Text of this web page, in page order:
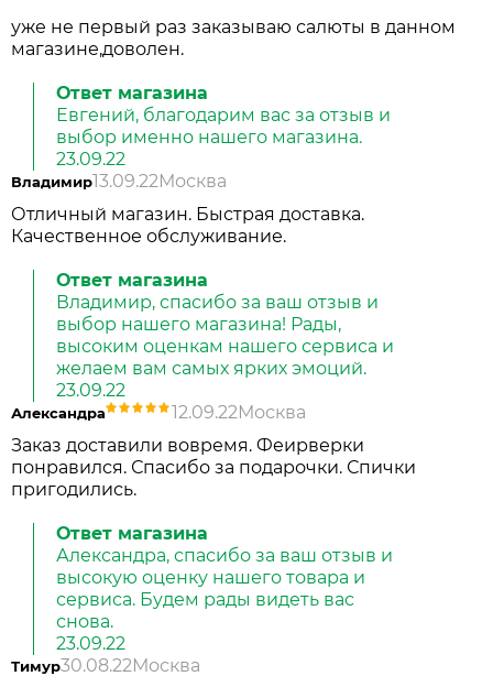
уже не первый раз заказываю салюты в данном
магазине,доволен.
Ответ магазина
Евгений, благодарим вас за отзыв и
выбор именно нашего магазина.
23.09.22
Владимир13.09.22Москва
Отличный магазин. Быстрая доставка.
Качественное обслуживание.
Ответ магазина
Владимир, спасибо за ваш отзыв и
выбор нашего магазина! Рады,
высоким оценкам нашего сервиса и
желаем вам самых ярких эмоций.
23.09.22
Александра 12.09.22Москва
Заказ доставили вовремя. Феирверки
понравился. Спасибо за подарочки. Спички
пригодились.
Ответ магазина
Александра, спасибо за ваш отзыв и
высокую оценку нашего товара и
сервиса. Будем рады видеть вас
снова.
23.09.22
Тимур30.08.22Москва